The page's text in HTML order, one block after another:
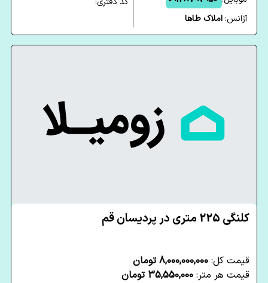
آژانس:املاک طاها
کلنگی 225 متری در پردیسان قم
قیمت کل: 8,000,000,000 تومان
قیمت هر متر: 35,550,000 تومان